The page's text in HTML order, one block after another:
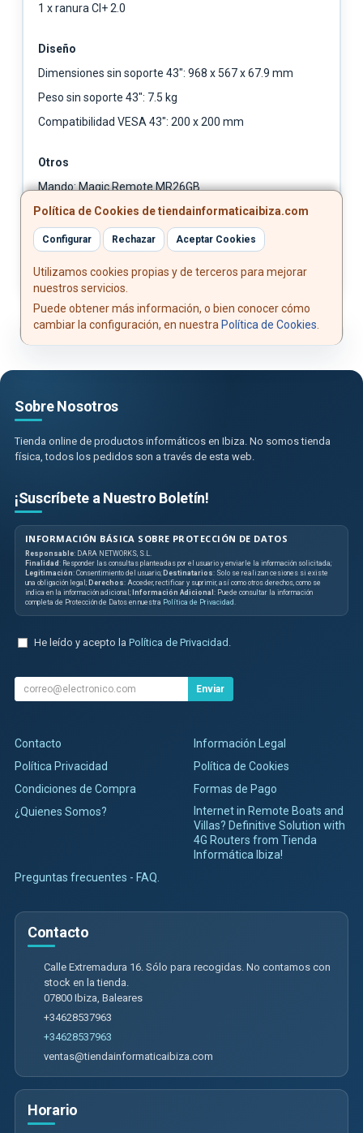
1 x ranura CI+ 2.0
Diseño
Dimensiones sin soporte 43": 968 x 567 x 67.9 mm
Peso sin soporte 43": 7.5 kg
Compatibilidad VESA 43": 200 x 200 mm
Otros
Mando: Magic Remote MR26GB
Funciones adicionales: HbbTV 2.0, guía EPG, grabación
por USB, control parental
Política de Cookies de tiendainformaticaibiza.com
Configurar Rechazar Aceptar Cookies
Utilizamos cookies propias y de terceros para mejorar
nuestros servicios.
Puede obtener más información, o bien conocer cómo
cambiar la configuración, en nuestra Política de Cookies
Sobre Nosotros
Tienda online de productos informáticos en Ibiza. No somos tienda
física, todos los pedidos son a través de esta web.
¡Suscríbete a Nuestro Boletín!
INFORMACIÓN BÁSICA SOBRE PROTECCIÓN DE DATOS
Responsable: DARA NETWORKS, S.L.
Finalidad : Responder las consultas planteadas por el usuario y enviarle la información solicitada;
Legitimación: Consentimiento del usuario; Destinatarios: Solo se realizan cesiones si existe
una obligación legal; Derechos: Acceder, rectificar y suprimir, así como otros derechos, como se
indica en la información adicional; Información Adicional : Puede consultar la información
completa de Protección de Datos en nuestra Política de Privacidad
He leído y acepto la Política de Privacidad
Enviar
Contacto
Información Legal
Política Privacidad
Política de Cookies
Condiciones de Compra
Formas de Pago
¿Quienes Somos?
Internet in Remote Boats and
Villas? Definitive Solution with
4G Routers from Tienda
Informática Ibiza!
Preguntas frecuentes - FAQ.
Contacto
Calle Extremadura 16. Sólo para recogidas. No contamos con
stock en la tienda.
07800 Ibiza Baleares
+34628537963
+34628537963
ventas@tiendainformaticaibiza.com
Horario